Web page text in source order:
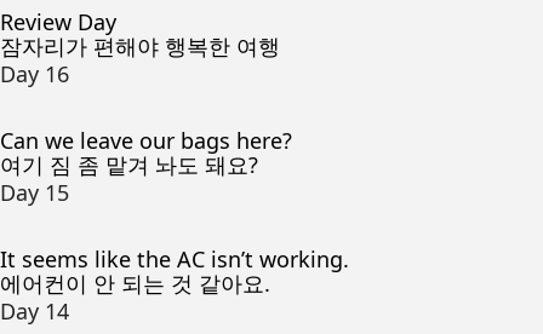
Review Day
잠자리가 편해야 행복한 여행
Day 16
Can we leave our bags here?
여기 짐 좀 맡겨 놔도 돼요?
Day 15
It seems like the AC isn’t working.
에어컨이 안 되는 것 같아요.
Day 14